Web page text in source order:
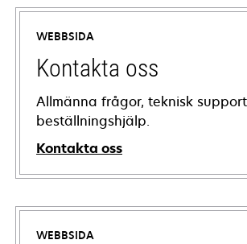
WEBBSIDA
Kontakta oss
Allmänna frågor, teknisk
beställningshjälp.
Kontakta oss
WEBBSIDA